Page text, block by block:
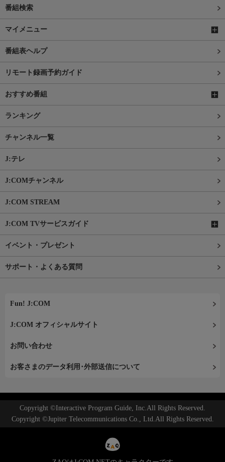
番組検索
マイメニュー
番組表ヘルプ
リモート録画予約ガイド
おすすめ番組
ランキング
チャンネル一覧
J:テレ
J:COMチャンネル
J:COM STREAM
J:COM TVサービスガイド
イベント・プレゼント
サポート・よくある質問
Fun! J:COM
J:COM オフィシャルサイト
お問い合わせ
お客さまのデータ利用･外部送信について
Copyright ©Interactive Program Guide, Inc.All Rights Reserved.
Copyright ©Jupiter Telecommunications Co., Ltd.All Rights Reserved.